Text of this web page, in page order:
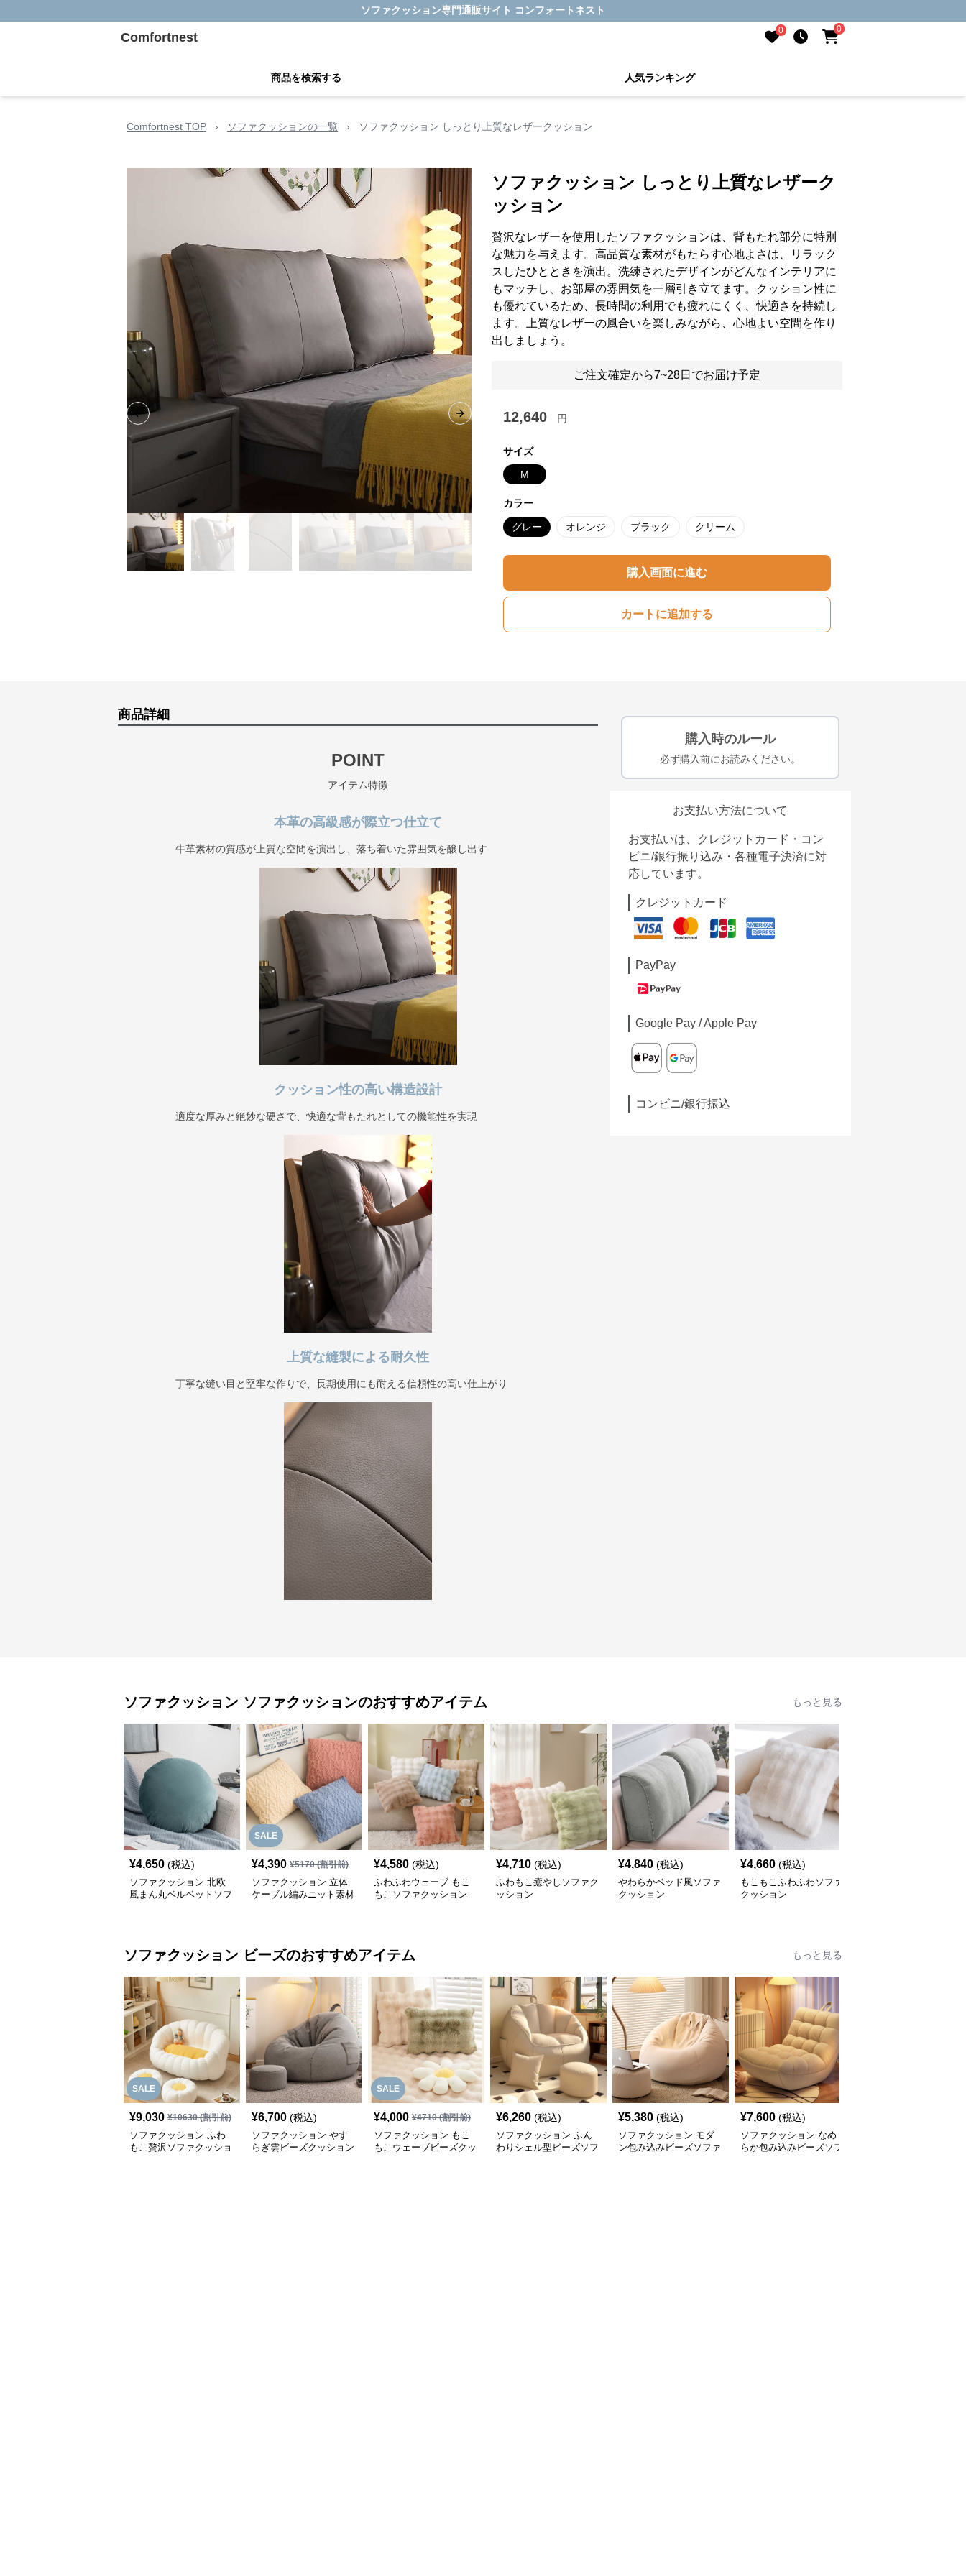
ソファクッション専門通販サイト コンフォートネスト
Comfortnest 0 0
商品を検索する 人気ランキング
Comfortnest TOP › ソファクッションの一覧 › ソファクッション しっとり上質なレザークッション
Previous slide Next slide
ソファクッション しっとり上質なレザーク
ッション
贅沢なレザーを使用したソファクッションは、背もたれ部分に特別
な魅力を与えます。高品質な素材がもたらす心地よさは、リラック
スしたひとときを演出。洗練されたデザインがどんなインテリアに
もマッチし、お部屋の雰囲気を一層引き立てます。クッション性に
も優れているため、長時間の利用でも疲れにくく、快適さを持続し
ます。上質なレザーの風合いを楽しみながら、心地よい空間を作り
出しましょう。
ご注文確定から7~28日でお届け予定
12,640 円
サイズ
M
カラー
グレー オレンジ ブラック クリーム
購入画面に進む
カートに追加する
商品詳細
POINT
アイテム特徴
本革の高級感が際立つ仕立て
牛革素材の質感が上質な空間を演出し、落ち着いた雰囲気を醸し出す
クッション性の高い構造設計
適度な厚みと絶妙な硬さで、快適な背もたれとしての機能性を実現
上質な縫製による耐久性
丁寧な縫い目と堅牢な作りで、長期使用にも耐える信頼性の高い仕上がり
購入時のルール
必ず購入前にお読みください。
お支払い方法について
お支払いは、クレジットカード・コン
ビニ/銀行振り込み・各種電子決済に対
応しています。
クレジットカード
PayPay
Google Pay / Apple Pay
コンビニ/銀行振込
ソファクッション ソファクッションのおすすめアイテム もっと見る
¥4,650 (税込)
ソファクッション 北欧
風まん丸ベルベットソフ
SALE
¥4,390 ¥5170(割引前)
ソファクッション 立体
ケーブル編みニット素材
¥4,580 (税込)
ふわふわウェーブ もこ
もこソファクッション
¥4,710 (税込)
ふわもこ癒やしソファク
ッション
¥4,840 (税込)
やわらかベッド風ソファ
クッション
¥4,660 (税込)
もこもこふわふわソファ
クッション
ソファクッション ビーズのおすすめアイテム もっと見る
SALE
¥9,030 ¥10630(割引前)
ソファクッション ふわ
もこ贅沢ソファクッショ
¥6,700 (税込)
ソファクッション やす
らぎ雲ビーズクッション
SALE
¥4,000 ¥4710(割引前)
ソファクッション もこ
もこウェーブビーズクッ
¥6,260 (税込)
ソファクッション ふん
わりシェル型ビーズソフ
¥5,380 (税込)
ソファクッション モダ
ン包み込みビーズソファ
¥7,600 (税込)
ソファクッション なめ
らか包み込みビーズソフ